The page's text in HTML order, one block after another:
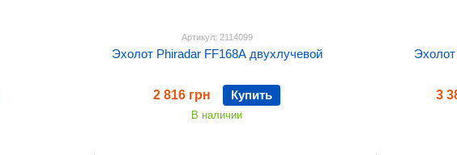
Артикул: 2114099
Эхолот Phiradar FF168A двухлучевой
2 816 грн Купить
В наличии
3